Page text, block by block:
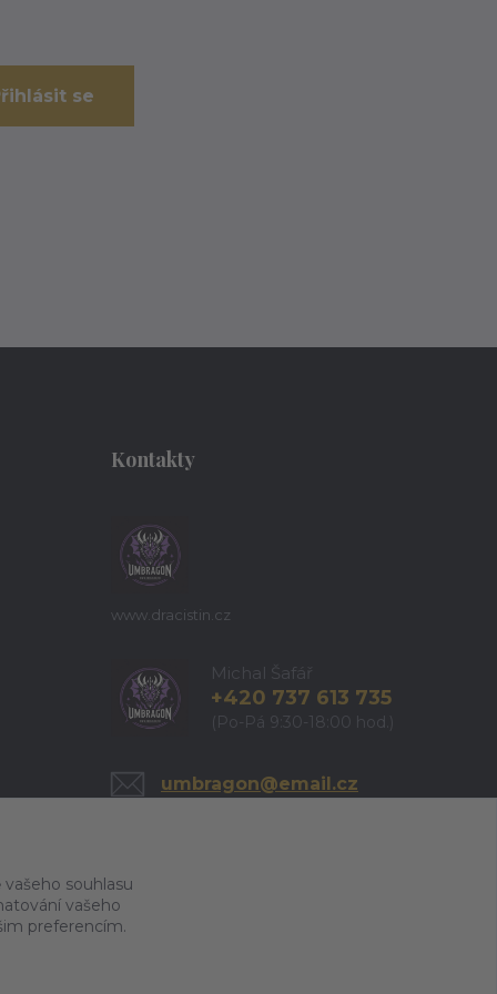
se
Kontakty
www.dracistin.cz
Michal Šafář
+420 737 613 735
(Po-Pá 9:30-18:00 hod.)
umbragon@email.cz
souhlasu
vašeho
preferencím.